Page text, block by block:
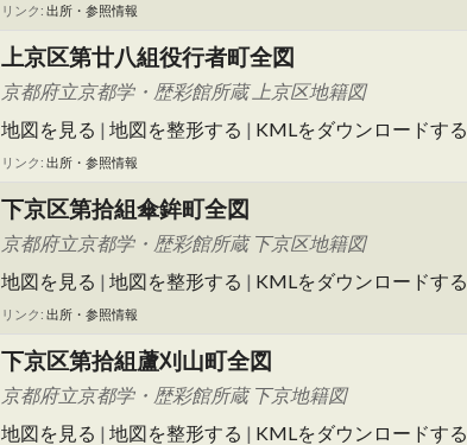
リンク: 出所・参照情報
上京区第廿八組役行者町全図
京都府立京都学・歴彩館所蔵 上京区地籍図
地図を見る | 地図を整形する | KMLをダウンロードする
リンク: 出所・参照情報
下京区第拾組傘鉾町全図
京都府立京都学・歴彩館所蔵 下京区地籍図
地図を見る | 地図を整形する | KMLをダウンロードする
リンク: 出所・参照情報
下京区第拾組蘆刈山町全図
京都府立京都学・歴彩館所蔵 下京地籍図
地図を見る | 地図を整形する | KMLをダウンロードする